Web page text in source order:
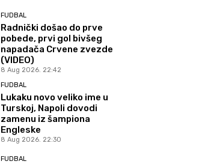
FUDBAL
Radnički došao do prve
pobede, prvi gol bivšeg
napadača Crvene zvezde
(VIDEO)
8 Aug 2026. 22:42
FUDBAL
Lukaku novo veliko ime u
Turskoj, Napoli dovodi
zamenu iz šampiona
Engleske
8 Aug 2026. 22:30
FUDBAL